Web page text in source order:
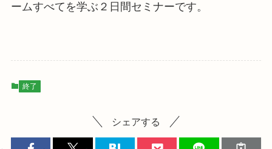
ームすべてを学ぶ２日間セミナーです。
終了
シェアする